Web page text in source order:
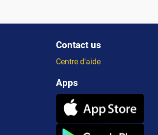
Contact us
Centre d'aide
Apps